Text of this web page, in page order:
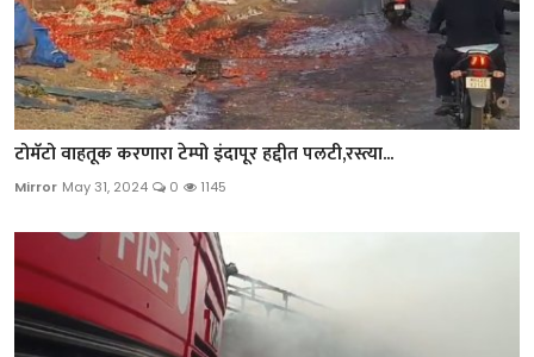
टोमॅटो वाहतूक करणारा टेम्पो इंदापूर हद्दीत पलटी,रस्त्या...
Mirror May 31, 2024 0 1145